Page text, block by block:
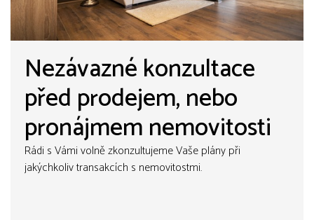
Nezávazné konzultace
před prodejem, nebo
pronájmem nemovitosti
Rádi s Vámi volně zkonzultujeme Vaše plány při
jakýchkoliv transakcích s nemovitostmi.